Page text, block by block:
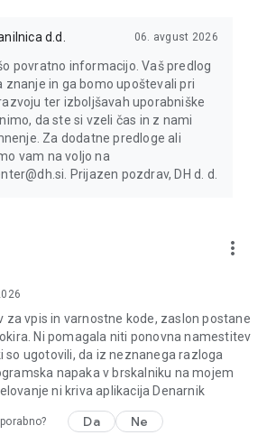
d.d. 06. avgust 2026
povratno informacijo. Vaš predlog
znanje in ga bomo upoštevali pri
ter izboljšavah uporabniške
da ste si vzeli čas in z nami
Za dodatne predloge ali
vam na voljo na
Prijazen pozdrav, DH d. d.
more_vert
za vpis in varnostne kode, zaslon postane
Ni pomagala niti ponovna namestitev
so ugotovili, da iz neznanega razloga
napaka v brskalniku na mojem
ni kriva aplikacija Denarnik
Da Ne